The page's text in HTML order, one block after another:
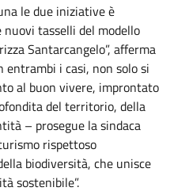
le due iniziative è
nuovi tasselli del modello
Santarcangelo”, afferma
entrambi i casi, non solo si
al buon vivere, improntato
del territorio, della
– prosegue la sindaca
rispettoso
biodiversità, che unisce
sostenibile”.